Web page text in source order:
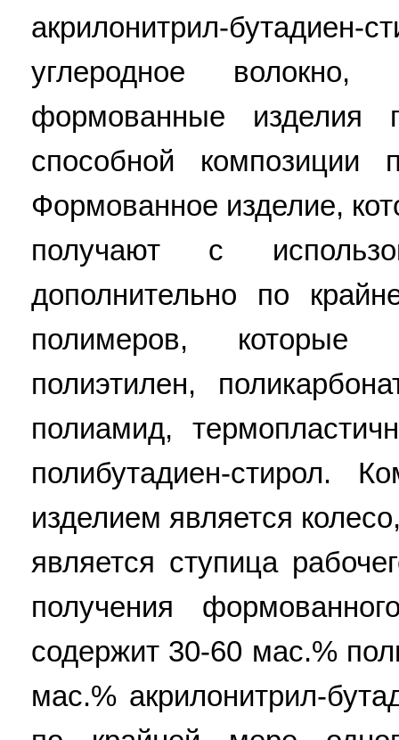
акрилонитрил-бутадиен-
углеродное
формованные изделия
способной композиции
Формованное изделие,
получают с
дополнительно по
полимеров,
полиэтилен,
полиамид,
полибутадиен-стирол.
изделием является
является ступица
получения
содержит 30-60 мас.%
мас.% акрилонитрил-